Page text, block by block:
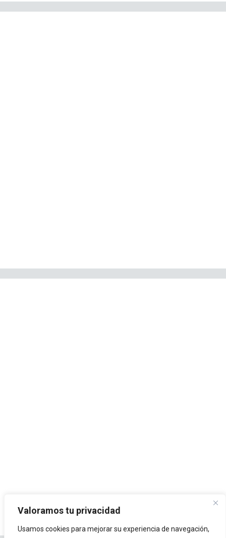
Valoramos tu privacidad
Usamos cookies para mejorar su experiencia de navegación,